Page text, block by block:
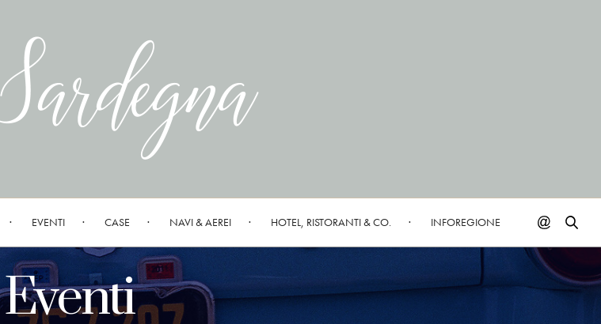
EVENTI CASE NAVI & AEREI HOTEL, RISTORANTI & CO. INFOREGIONE
Eventi